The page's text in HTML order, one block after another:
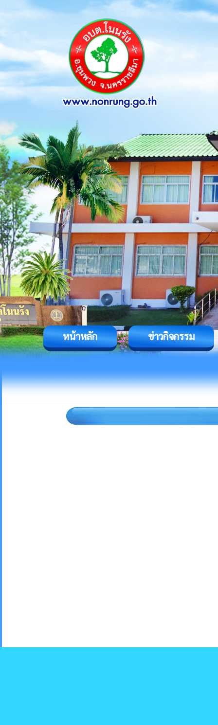
หน้าหลัก ข่าวกิจกรรม